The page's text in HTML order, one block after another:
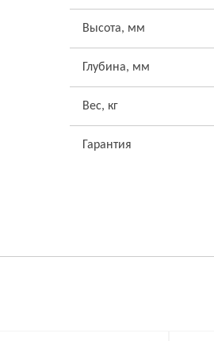
Высота, мм
Глубина, мм
Вес, кг
Гарантия